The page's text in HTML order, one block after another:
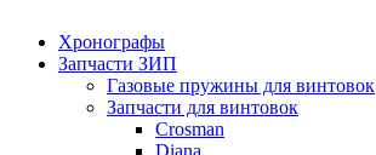
Хронографы
Запчасти ЗИП
Газовые пружины для винтовок
Запчасти для винтовок
Crosman
Diana